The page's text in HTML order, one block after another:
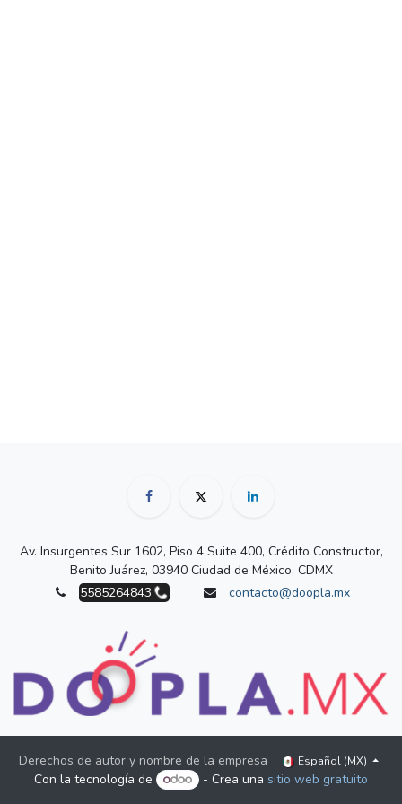
Av. Insurgentes Sur 1602, Piso 4 Suite 400, Crédito Constructor,
Benito Juárez, 03940 Ciudad de México, CDMX
5585264843
contacto@doopla.mx
Derechos de autor y nombre de la empresa Español (MX)
Con la tecnología de - Crea unasitio web gratuito